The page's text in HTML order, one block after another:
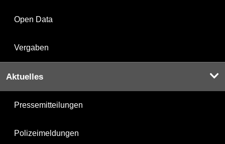
Open Data
Vergaben
Aktuelles
Pressemitteilungen
Polizeimeldungen